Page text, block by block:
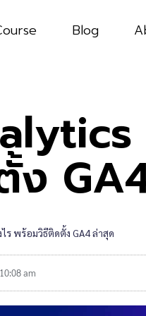
Blog
ร พร้อมวิธีติดตั้ง GA4 ล่าสุด
10:08 am